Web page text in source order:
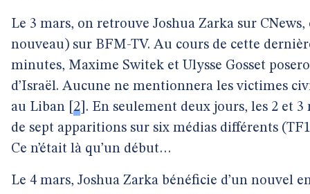
Le 3 mars, on retrouve Joshua Zarka sur
nouveau) sur BFM-TV. Au cours de cette
minutes, Maxime Switek et Ulysse Gosset
d’Israël. Aucune ne mentionnera les victimes
au Liban 2 . En seulement deux jours, les 2 et
de sept apparitions sur six médias différents
Ce n’était là qu’un début…
Le 4 mars, Joshua Zarka bénéficie d’un nouvel